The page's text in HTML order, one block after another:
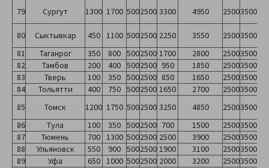
79
Сургут 1300 1700 5002500 3300 4950 25003500
80 Сыктывкар 450 1100 5002500 2250 3550 25003500
81
Таганрог 350 800 5002500 1700 2800 25003500
82
Тамбов 200 400 5002500 950 1850 25003500
83
Тверь 100 350 5002500 850 1650 25003500
84
Тольятти 400 750 5002500 1650 2700 25003500
85
Томск 1200 1750 5002500 3250 4850 25003500
86
Тула 100 350 5002500 700 1500 25003500
87
Тюмень 700 1300 5002500 2500 3900 25003500
88
Ульяновск 550 900 5002500 1900 3100 25003500
89
Уфа 650 1000 5002500 2000 3200 25003500